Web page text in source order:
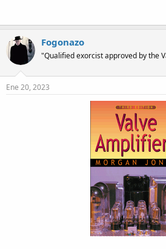
Fogonazo
"Qualified exorcist approved by the
Ene 20, 2023